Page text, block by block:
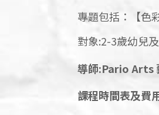
專題包括：【色
對象:2-3歲幼兒
導師:Pario Arts
課程時間表及費